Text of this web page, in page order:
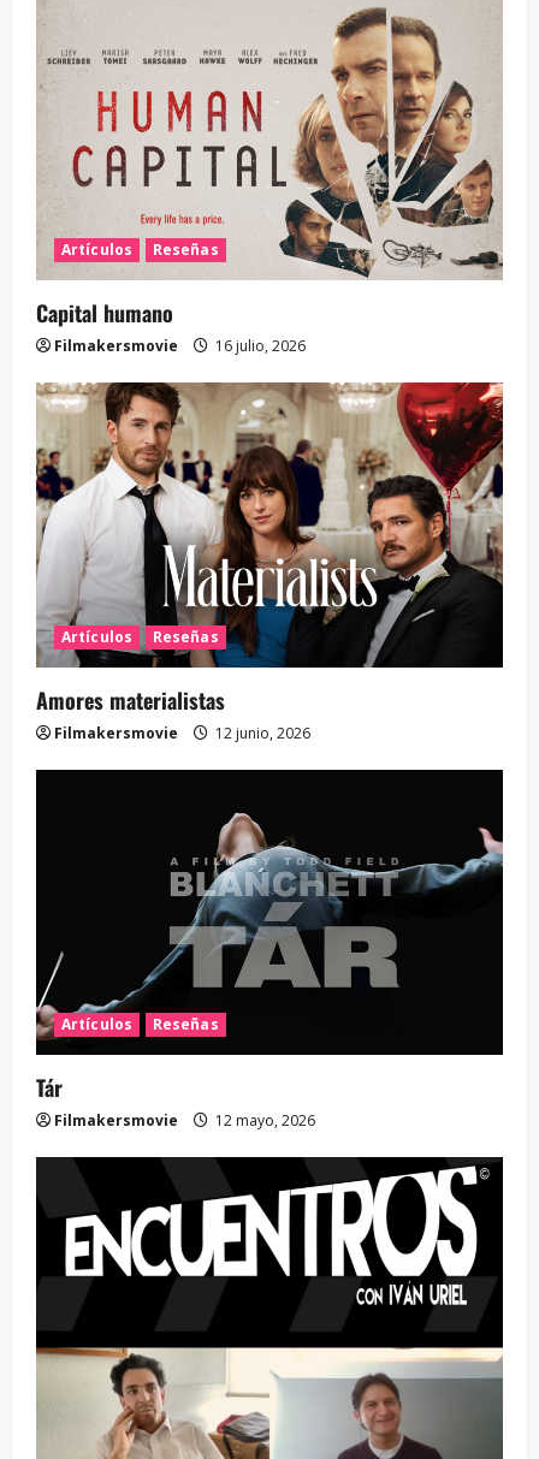
Artículos Reseñas
Capital humano
Filmakersmovie 16 julio, 2026
Artículos Reseñas
Amores materialistas
Filmakersmovie 12 junio, 2026
Artículos Reseñas
Tár
Filmakersmovie 12 mayo, 2026